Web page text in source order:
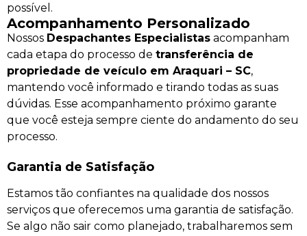
possível.
Acompanhamento Personalizado
Nossos Despachantes Especialistas acompanham
cada etapa do processo de transferência de
propriedade de veículo em Araquari – SC,
mantendo você informado e tirando todas as suas
dúvidas. Esse acompanhamento próximo garante
que você esteja sempre ciente do andamento do seu
processo.
Garantia de Satisfação
Estamos tão confiantes na qualidade dos nossos
serviços que oferecemos uma garantia de satisfação.
Se algo não sair como planejado, trabalharemos sem